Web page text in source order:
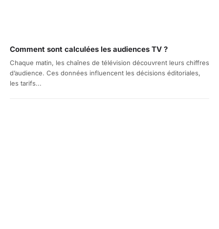
Comment sont calculées les audiences TV ?
Chaque matin, les chaînes de télévision découvrent leurs chiffres
d’audience. Ces données influencent les décisions éditoriales,
les tarifs...